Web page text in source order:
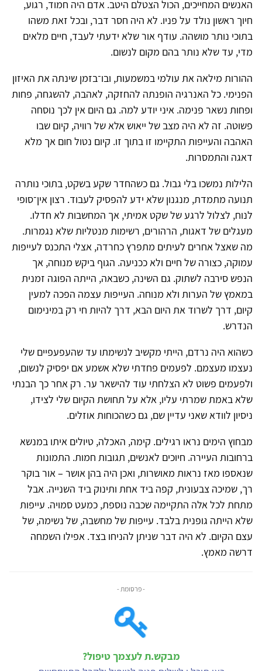
האנשים המחייכים, הכול הצטלם היטב. אדם היה חמוד, רגוע,
חיוך ראשון נולד על פניו. לא היה חסר דבר, ובכל זאת משהו
בתוכי נותר מושהה. עודף אור שלא ידעתי לעבד, חיים מלאים
מדי, עד שלא נותר בהם מקום לנשום.
ההורות מילאה את עולמי במשמעות, ובו־בזמן שינתה את האיזון
הפנימי. כל האנרגיה הופנתה להחזקה, לאהבה, להשגחה, פחות
ופחות נשאר פנימה. איני יודע למה. גם היום אין לכך נוסחה
פשוטה. זה לא היה מצב של ייאוש אלא של רוויה, קיום שבו
האהבה והעייפות התקיימו זו בתוך זו. קיום נטול חום אך מלא
דאגה והתמסרות.
הלילות נמשכו בלי גבול. גם כשהחדר שקע בשקט, בתוכי נותרה
תנועה מתמדת, מנגנון שלא ידע להפסיק לעבוד. רצון אין־סופי
לנוח, לצלול לרגע של שקט אמיתי, אך המחשבות לא חדלו.
מעגלים של דאגות, הרהורים, רשימות מנטליות שלא נגמרות.
מה שאצל אחרים לעיתים מתפרץ כחרדה, אצלי התכנס לעייפות
עמוקה, כצורה של חיים ולא ככניעה. הגוף ביקש מנוחה, אך
הנפש סירבה לשתוק. גם השינה, כשבאה, הייתה הפוגה זמנית
במאמץ של הערות ולא מנוחה. העייפות עצמה הפכה למעין
קיום, דרך לשרוד את היום הבא, דרך להיות חי רק במינימום
הנדרש.
כשהוא היה נרדם, הייתי מקשיב לנשימתו עד שהעפעפיים שלי
נעצמו מעצמם. לפעמים פחדתי שלא אשמע אם יפסיק לנשום,
ולפעמים פשוט לא הצלחתי עוד להישאר ער. רק אחר כך הבנתי
שלא באמת שמרתי עליו, אלא על תחושת הקיום שלי לצידו,
ניסיון לוודא שאני עדיין שם, גם כשהכוחות אוזלים.
מבחוץ הימים נראו רגילים. קימה, האכלה, טיולים איתו במנשא
ברחובות העיירה. חיוכים לאנשים, תגובות חמות. התמונות
שנאספו מאז נראות מאושרות, ואכן היה בהן אושר – אור בוקר
רך, שמיכה צבעונית, קפה ביד אחת ותינוק ביד השנייה. אבל
מתחת לכל אלה התקיימה שכבה נוספת, כמעט סמויה. עייפות
שלא הייתה גופנית בלבד. עייפות של מחשבה, של נשימה, של
עצם הקיום. לא היה דבר שניתן להניחו בצד. אפילו השמחה
דרשה מאמץ.
- פרסומת -
מבקש.ת לעצמך טיפול?